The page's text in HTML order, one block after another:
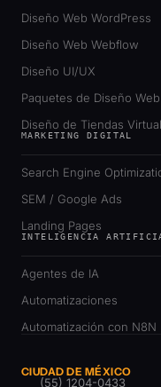
Diseño Web WordPress
Diseño Web Webflow
Diseño UI/UX
Paquetes de Diseño Web
Diseño de Tiendas
MARKETING DIGITAL
Search Engine
SEM / Google Ads
Landing Pages
INTELIGENCIA
Agentes de IA
Automatizaciones
Automatización con N8N
CIUDAD DE MÉXICO
(55) 1204-0433